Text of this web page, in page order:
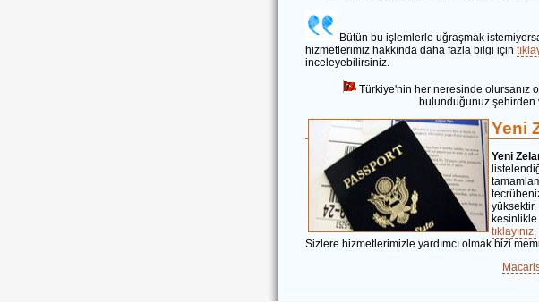
Bütün bu işlemlerle uğraşmak
hizmetlerimiz hakkında daha fazla bilgi için
inceleyebilirsiniz.
Türkiye'nin her neresinde olursanız
bulunduğunuz şehirden
Yeni
Yeni
yüksektir.
kesinlikle
tıklayınız,
Sizlere hizmetlerimizle yardımcı olmak bizi